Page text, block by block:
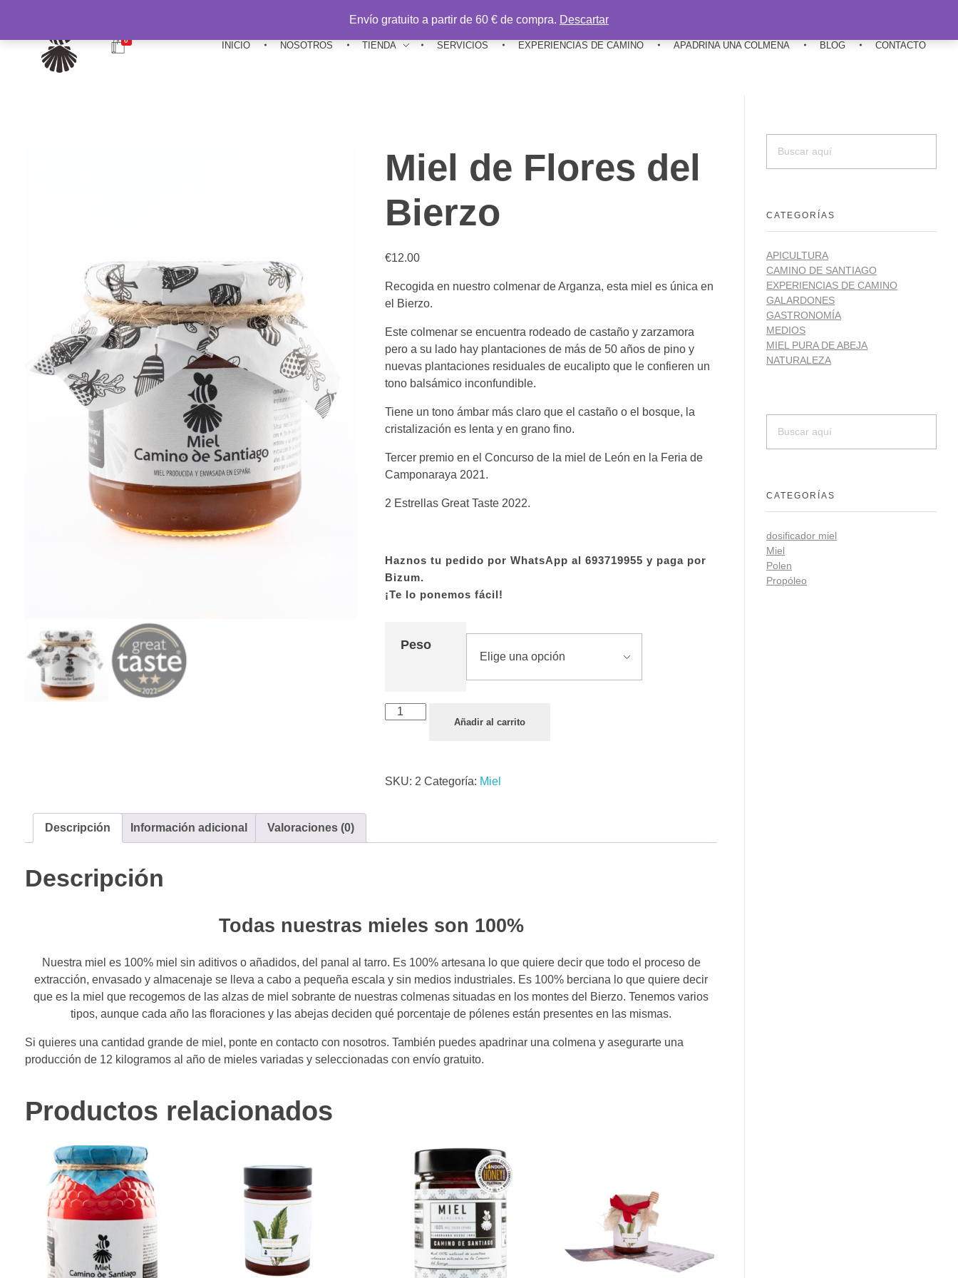
0 INICIO NOSOTROS TIENDA SERVICIOS EXPERIENCIAS DE CAMINO APADRINA UNA COLMENA BLOG CONTACTO
Miel de Flores del
Bierzo
€12.00
Recogida en nuestro colmenar de Arganza, esta miel es única en
el Bierzo.
Este colmenar se encuentra rodeado de castaño y zarzamora
pero a su lado hay plantaciones de más de 50 años de pino y
nuevas plantaciones residuales de eucalipto que le confieren un
tono balsámico inconfundible.
Tiene un tono ámbar más claro que el castaño o el bosque, la
cristalización es lenta y en grano fino.
Tercer premio en el Concurso de la miel de León en la Feria de
Camponaraya 2021.
2 Estrellas Great Taste 2022.
Haznos tu pedido por WhatsApp al 693719955 y paga por
Bizum.
¡Te lo ponemos fácil!
Peso
Añadir al carrito
SKU: 2 Categoría: Miel
Descripción Información adicional Valoraciones (0)
Descripción
Todas nuestras mieles son 100%
Nuestra miel es 100% miel sin aditivos o añadidos, del panal al tarro. Es 100% artesana lo que quiere decir que todo el proceso de
extracción, envasado y almacenaje se lleva a cabo a pequeña escala y sin medios industriales. Es 100% berciana lo que quiere decir
que es la miel que recogemos de las alzas de miel sobrante de nuestras colmenas situadas en los montes del Bierzo. Tenemos varios
tipos, aunque cada año las floraciones y las abejas deciden qué porcentaje de pólenes están presentes en las mismas.
Si quieres una cantidad grande de miel, ponte en contacto con nosotros. También puedes apadrinar una colmena y asegurarte una
producción de 12 kilogramos al año de mieles variadas y seleccionadas con envío gratuito.
Productos relacionados
CATEGORÍAS
APICULTURA
CAMINO DE SANTIAGO
EXPERIENCIAS DE CAMINO
GALARDONES
GASTRONOMÍA
MEDIOS
MIEL PURA DE ABEJA
NATURALEZA
CATEGORÍAS
dosificador miel
Miel
Polen
Propóleo
Envío gratuito a partir de 60 € de compra. Descartar